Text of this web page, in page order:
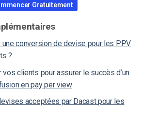
Gratuitement
conversion de devise pour les PPV
?
clients pour assurer le succès d’un
en pay per view
acceptées par Dacast pour les